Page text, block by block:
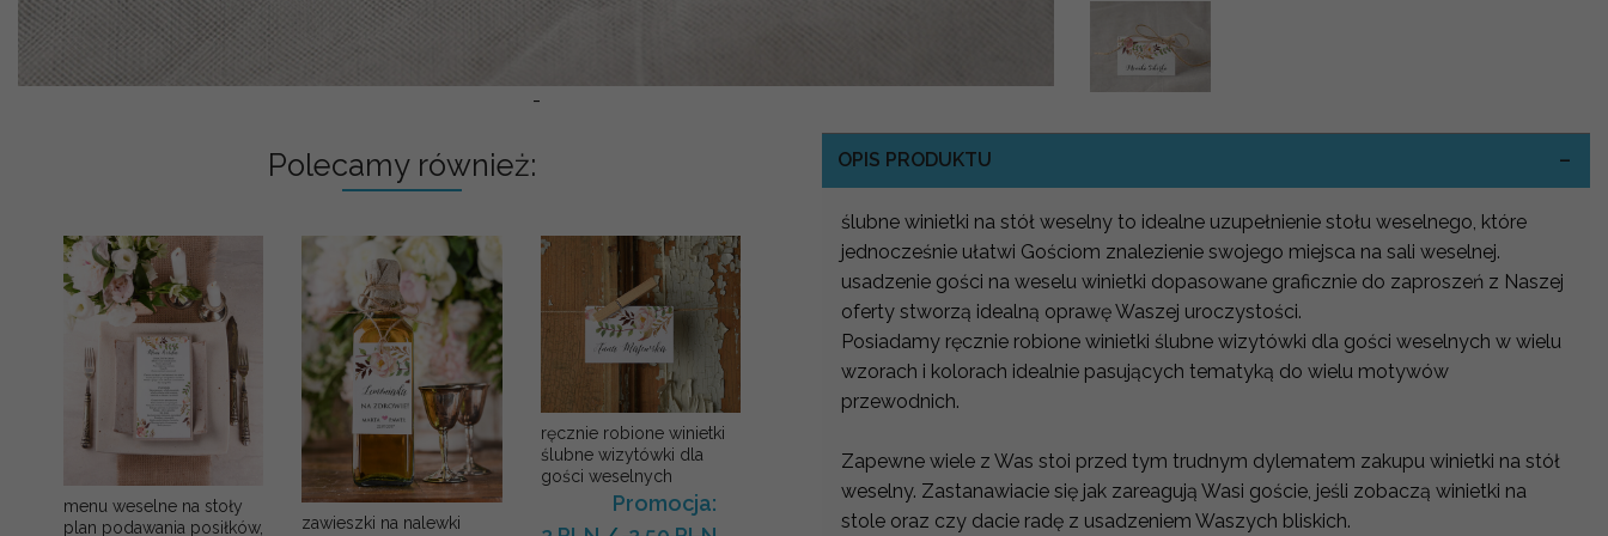
-
Polecamy również:
menu weselne na stoły
plan podawania posiłków,
zawieszki na nalewki
ręcznie robione winietki
ślubne wizytówki dla
gości weselnych
Promocja:
OPIS PRODUKTU
ślubne winietki na stół weselny to idealne uzupełnienie stołu weselnego, które
jednocześnie ułatwi Gościom znalezienie swojego miejsca na sali weselnej.
usadzenie gości na weselu winietki dopasowane graficznie do zaproszeń z Naszej
oferty stworzą idealną oprawę Waszej uroczystości.
Posiadamy ręcznie robione winietki ślubne wizytówki dla gości weselnych w wielu
wzorach i kolorach idealnie pasujących tematyką do wielu motywów
przewodnich.
Zapewne wiele z Was stoi przed tym trudnym dylematem zakupu winietki na stół
weselny. Zastanawiacie się jak zareagują Wasi goście, jeśli zobaczą winietki na
stole oraz czy dacie radę z usadzeniem Waszych bliskich.